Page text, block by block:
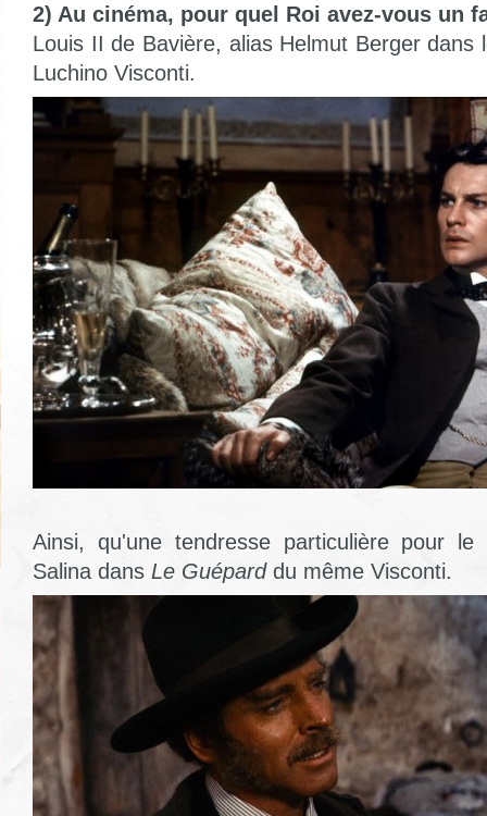
2) Au cinéma, pour quel Roi avez-vous un
Louis II de Bavière, alias Helmut Berger dans
Luchino Visconti.
Ainsi, qu'une tendresse particulière pour le
Salina dans Le Guéparddu même Visconti.